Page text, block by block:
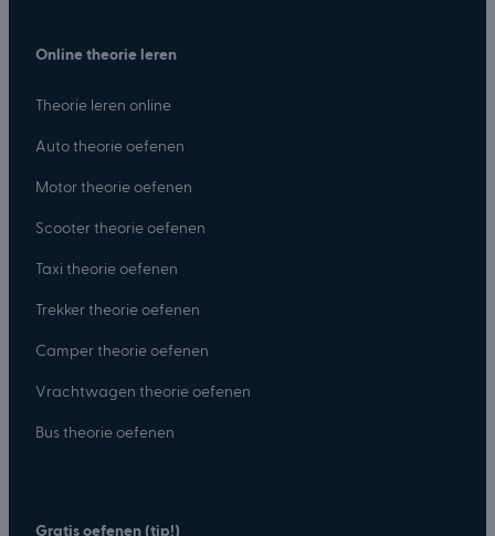
Online theorie leren
Theorie leren online
Auto theorie oefenen
Motor theorie oefenen
Scooter theorie oefenen
Taxi theorie oefenen
Trekker theorie oefenen
Camper theorie oefenen
Vrachtwagen theorie oefenen
Bus theorie oefenen
Gratis oefenen (tip!)